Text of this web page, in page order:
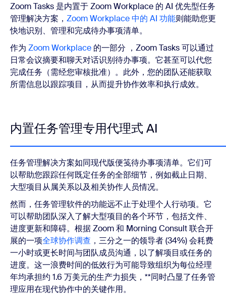
Zoom Tasks 是内置于 Zoom Workplace 的 AI 优先型任务
管理解决方案， Zoom Workplace 中的 AI 功能则能助您更
快地识别、管理和完成待办事项清单。
作为 Zoom Workplace 的一部分 ，Zoom Tasks 可以通过
日常会议摘要和聊天对话识别待办事项。它甚至可以代您
完成任务（需经您审核批准）。此外，您的团队还能获取
所需信息以跟踪项目，从而提升协作效率和执行成效。
内置任务管理专用代理式 AI
任务管理解决方案如同现代版便笺待办事项清单。它们可
以帮助您跟踪任何既定任务的全部细节，例如截止日期、
大型项目从属关系以及相关协作人员情况。
然而，任务管理软件的功能远不止于处理个人行动项。它
可以帮助团队深入了解大型项目的各个环节，包括文件、
进度更新和障碍。根据 Zoom 和 Morning Consult 联合开
展的一项全球协作调查 ，三分之一的领导者 (34%) 会耗费
一小时或更长时间与团队成员沟通，以了解项目或任务的
进度。这一浪费时间的低效行为可能导致组织为每位经理
年均承担约 1.6 万美元的生产力损失，**同时凸显了任务管
理应用在现代协作中的关键作用。